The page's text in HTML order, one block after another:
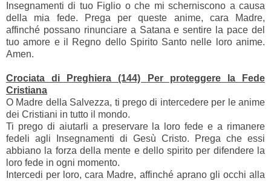
Insegnamenti di tuo Figlio o che mi scherniscono a causa
della mia fede. Prega per queste anime, cara Madre,
affinché possano rinunciare a Satana e sentire la pace del
tuo amore e il Regno dello Spirito Santo nelle loro anime.
Amen.
Crociata di Preghiera (144) Per proteggere la Fede
Cristiana
O Madre della Salvezza, ti prego di intercedere per le anime
dei Cristiani in tutto il mondo.
Ti prego di aiutarli a preservare la loro fede e a rimanere
fedeli agli Insegnamenti di Gesù Cristo. Prega che essi
abbiano la forza della mente e dello spirito per difendere la
loro fede in ogni momento.
Intercedi per loro, cara Madre, affinché aprano gli occhi alla